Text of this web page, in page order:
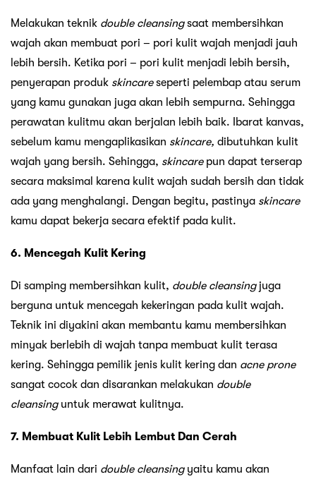
Melakukan teknik double cleansingsaat membersihkan
wajah akan membuat pori – pori kulit wajah menjadi jauh
lebih bersih. Ketika pori – pori kulit menjadi lebih bersih,
penyerapan produk skincareseperti pelembap atau serum
yang kamu gunakan juga akan lebih sempurna. Sehingga
perawatan kulitmu akan berjalan lebih baik. Ibarat kanvas,
sebelum kamu mengaplikasikan skincare, dibutuhkan kulit
wajah yang bersih. Sehingga, skincarepun dapat terserap
secara maksimal karena kulit wajah sudah bersih dan tidak
ada yang menghalangi. Dengan begitu, pastinya skincare
kamu dapat bekerja secara efektif pada kulit.
6. Mencegah Kulit Kering
Di samping membersihkan kulit, double cleansingjuga
berguna untuk mencegah kekeringan pada kulit wajah.
Teknik ini diyakini akan membantu kamu membersihkan
minyak berlebih di wajah tanpa membuat kulit terasa
kering. Sehingga pemilik jenis kulit kering dan acne prone
sangat cocok dan disarankan melakukan double
cleansinguntuk merawat kulitnya.
7. Membuat Kulit Lebih Lembut Dan Cerah
Manfaat lain dari double cleansingyaitu kamu akan